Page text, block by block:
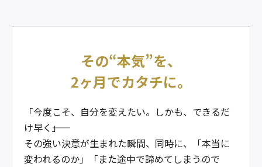
その“本気”を、
2ヶ月でカタチに。
「今度こそ、自分を変えたい。しかも、できるだ
け早く――」
その強い決意が生まれた瞬間、同時に、「本当に
変われるのか」「また途中で諦めてしまうので